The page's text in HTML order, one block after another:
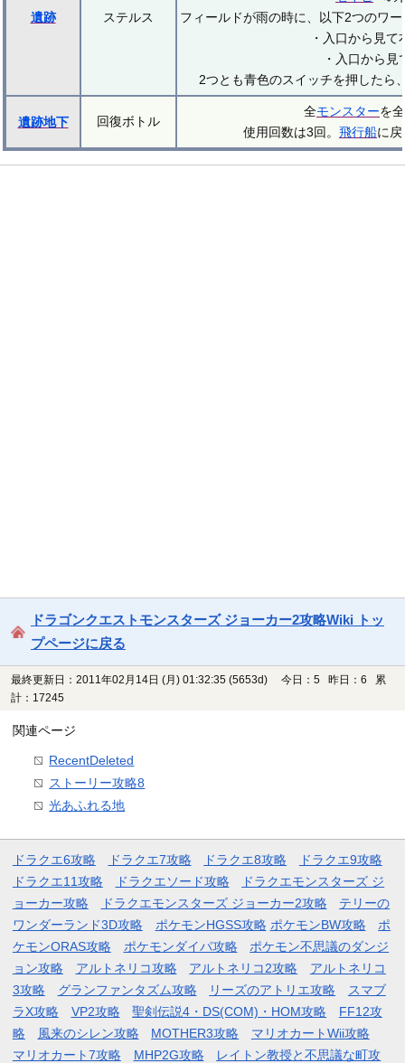
遺跡 ステルス
フィールドが雨の時に、以下2つのワ
・入口から見て
・入口から見
2つとも青色のスイッチを押したら
遺跡地下 回復ボトル
全モンスターを
使用回数は3回。 飛行船に
ドラゴンクエストモンスターズ ジョーカー2攻略Wiki トッ
プページに戻る
最終更新日：2011年02月14日 (月) 01:32:35 (5653d)
今日：5 昨日：6 累
計：17245
関連ページ
RecentDeleted
ストーリー攻略8
光あふれる地
ドラクエ6攻略 ドラクエ7攻略 ドラクエ8攻略
ドラクエ9攻略
ドラクエ11攻略
ドラクエソード攻略
ドラクエモンスターズ ジ
ョーカー攻略
ドラクエモンスターズ ジョーカー2攻略
テリーの
ワンダーランド3D攻略
ポケモンHGSS攻略 ポケモンBW攻略
ポ
ケモンORAS攻略
ポケモンダイパ攻略
ポケモン不思議のダンジ
ョン攻略
アルトネリコ攻略 アルトネリコ2攻略
アルトネリコ
3攻略
グランファンタズム攻略 リーズのアトリエ攻略
スマブ
ラX攻略
VP2攻略 聖剣伝説4・DS(COM)・HOM攻略
FF12攻
略
風来のシレン攻略 MOTHER3攻略
マリオカートWii攻略
マリオカート7攻略
MHP2G攻略 レイトン教授と不思議な町攻